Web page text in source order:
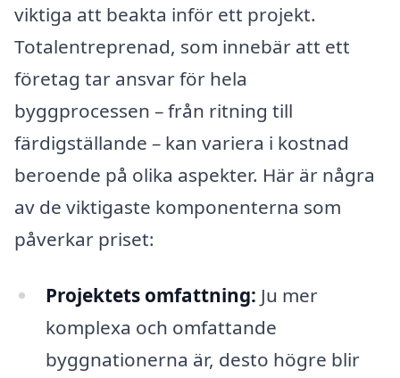
viktiga att beakta inför ett projekt.
Totalentreprenad, som innebär att ett
företag tar ansvar för hela
byggprocessen – från ritning till
färdigställande – kan variera i kostnad
beroende på olika aspekter. Här är några
av de viktigaste komponenterna som
påverkar priset:
Projektets omfattning: Ju mer
komplexa och omfattande
byggnationerna är, desto högre blir